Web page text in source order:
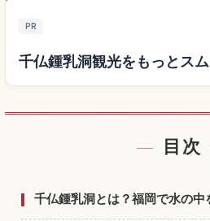
PR
千仏鍾乳洞観光をもっとス
千仏鍾乳洞付近の
千仏鍾乳洞の体験
目次
千仏鍾乳洞とは？福岡で水の